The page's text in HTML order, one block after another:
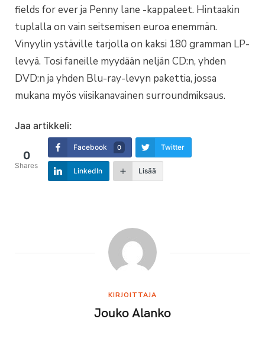
fields for ever ja Penny lane -kappaleet. Hintaakin
tuplalla on vain seitsemisen euroa enemmän.
Vinyylin ystäville tarjolla on kaksi 180 gramman LP-
levyä. Tosi faneille myydään neljän CD:n, yhden
DVD:n ja yhden Blu-ray-levyn pakettia, jossa
mukana myös viisikanavainen surroundmiksaus.
Jaa artikkeli:
0
Shares
Facebook 0 Twitter
LinkedIn Lisää
KIRJOITTAJA
Jouko Alanko